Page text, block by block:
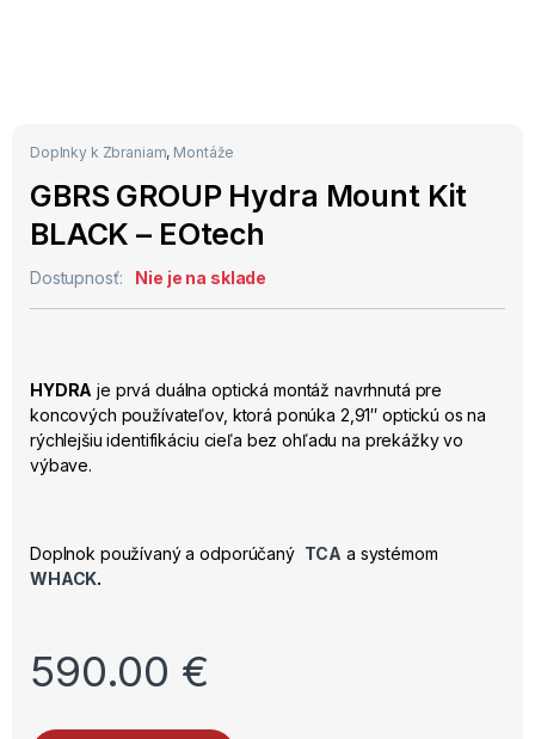
Doplnky k Zbraniam, Montáže
GBRS GROUP Hydra Mount Kit
BLACK – EOtech
Dostupnosť: Nie je na sklade
HYDRA je prvá duálna optická montáž navrhnutá pre
koncových používateľov, ktorá ponúka 2,91″ optickú os na
rýchlejšiu identifikáciu cieľa bez ohľadu na prekážky vo
výbave.
Doplnok používaný a odporúčaný TCA a systémom
WHACK.
590.00 €